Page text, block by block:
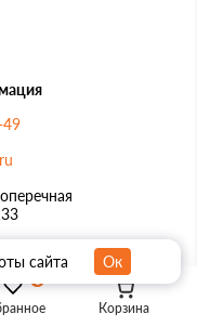
Корзина
49
сайта Ок